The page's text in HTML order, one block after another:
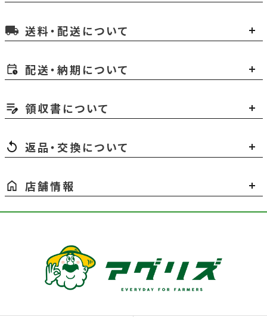
local_shipping 送料・配送について
配送・納期について
領収書について
返品・交換について
店舗情報